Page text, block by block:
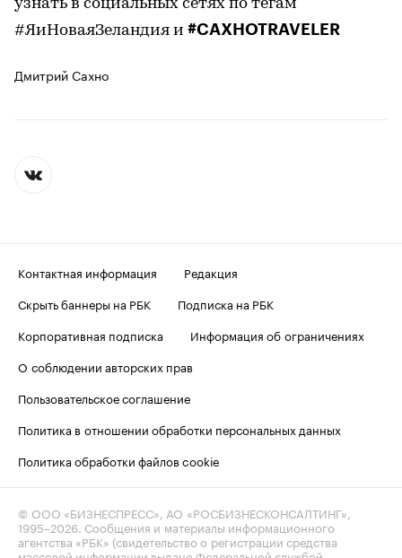
узнать в социальных сетях по тегам
#ЯиНоваяЗеландия и #CAXHOTRAVELER
Дмитрий Сахно
Контактная информация
Редакция
Скрыть баннеры на РБК
Подписка на РБК
Корпоративная подписка
Информация об ограничениях
О соблюдении авторских прав
Пользовательское соглашение
Политика в отношении обработки персональных данных
Политика обработки файлов cookie
© ООО «БИЗНЕСПРЕСС», АО «РОСБИЗНЕСКОНСАЛТИНГ»,
1995–2026. Сообщения и материалы информационного
агентства «РБК» (свидетельство о регистрации средства